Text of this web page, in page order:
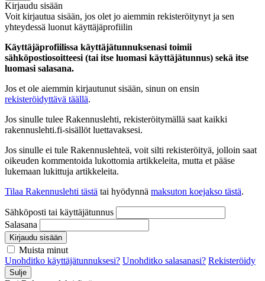
Kirjaudu sisään
Voit kirjautua sisään, jos olet jo aiemmin rekisteröitynyt ja sen
yhteydessä luonut käyttäjäprofiilin
Käyttäjäprofiilissa käyttäjätunnuksenasi toimii
sähköpostiosoitteesi (tai itse luomasi käyttäjätunnus) sekä itse
luomasi salasana.
Jos et ole aiemmin kirjautunut sisään, sinun on ensin
rekisteröidyttävä täällä.
Jos sinulle tulee Rakennuslehti, rekisteröitymällä saat kaikki
rakennuslehti.fi-sisällöt luettavaksesi.
Jos sinulle ei tule Rakennuslehteä, voit silti rekisteröityä, jolloin saat
oikeuden kommentoida lukottomia artikkeleita, mutta et pääse
lukemaan lukittuja artikkeleita.
Tilaa Rakennuslehti tästä tai hyödynnä maksuton koejakso tästä.
Sähköposti tai käyttäjätunnus
Salasana
Kirjaudu sisään
Muista minut
Unohditko käyttäjätunnuksesi? Unohditko salasanasi? Rekisteröidy
Sulje